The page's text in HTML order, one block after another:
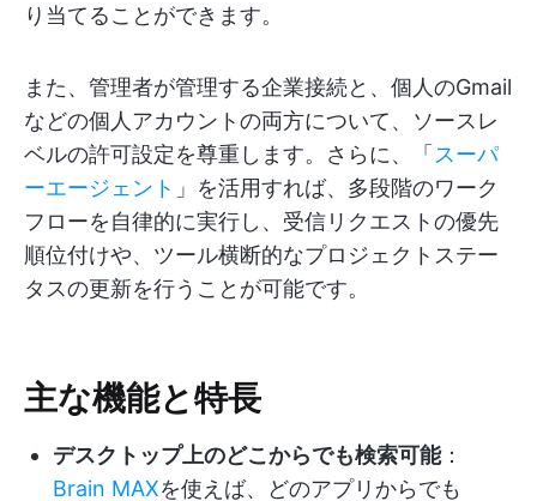
り当てることができます。
また、管理者が管理する企業接続と、個人のGmail
などの個人アカウントの両方について、ソースレ
ベルの許可設定を尊重します。さらに、「 スーパ
ーエージェント 」を活用すれば、多段階のワーク
フローを自律的に実行し、受信リクエストの優先
順位付けや、ツール横断的なプロジェクトステー
タスの更新を行うことが可能です。
主な機能と特長
デスクトップ上のどこからでも検索可能：
Brain MAXを使えば、どのアプリからでも